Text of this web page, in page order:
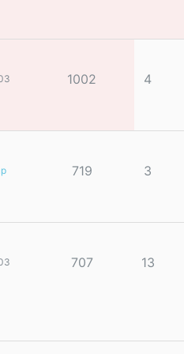
дурдлаа
1002 4
719 3
707 13